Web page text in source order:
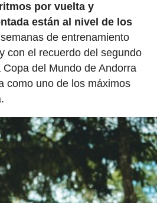
por vuelta y
están al nivel de los
de entrenamiento
con el recuerdo del segundo
del Mundo de Andorra
como uno de los máximos